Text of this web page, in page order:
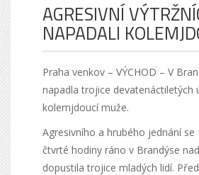
AGRESIVNÍ
NAPADALI
Praha venkov – VÝCHOD – V
napadla trojice devatenáctiletých
kolemjdoucí muže.
Agresivního a hrubého jednání se
čtvrté hodiny ráno v Brandýse
dopustila trojice mladých lidí.